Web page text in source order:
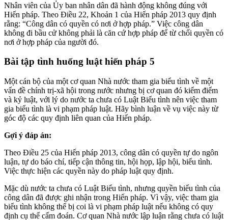
Nhân viên của Ủy ban nhân dân đã hành động không đúng với
Hiến pháp. Theo Điều 22, Khoản 1 của Hiến pháp 2013 quy định
rằng: “Công dân có quyền có nơi ở hợp pháp.” Việc công dân
không đi bầu cử không phải là căn cứ hợp pháp để từ chối quyền có
nơi ở hợp pháp của người đó.
Bài tập tình huống luật hiến pháp 5
Một cán bộ của một cơ quan Nhà nước tham gia biểu tình về một
vấn đề chính trị-xã hội trong nước nhưng bị cơ quan đó kiểm điểm
và kỷ luật, với lý do nước ta chưa có Luật Biểu tình nên việc tham
gia biểu tình là vi phạm pháp luật. Hãy bình luận về vụ việc này từ
góc độ các quy định liên quan của Hiến pháp.
Gợi ý đáp án:
Theo Điều 25 của Hiến pháp 2013, công dân có quyền tự do ngôn
luận, tự do báo chí, tiếp cận thông tin, hội họp, lập hội, biểu tình.
Việc thực hiện các quyền này do pháp luật quy định.
Mặc dù nước ta chưa có Luật Biểu tình, nhưng quyền biểu tình của
công dân đã được ghi nhận trong Hiến pháp. Vì vậy, việc tham gia
biểu tình không thể bị coi là vi phạm pháp luật nếu không có quy
định cụ thể cấm đoán. Cơ quan Nhà nước lập luận rằng chưa có luật